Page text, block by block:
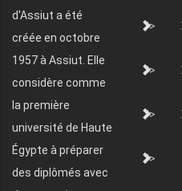
d'Assiut a été
créée en octobre
1957 à Assiut. Elle
considère comme
la première
université de Haute
Égypte à préparer
des diplômés avec
">
">
">
">